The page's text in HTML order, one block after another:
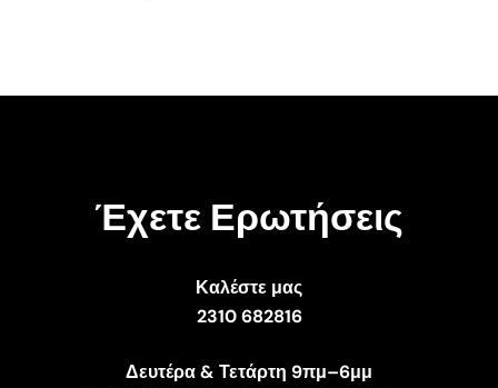
Έχετε Ερωτήσεις
Καλέστε μας
2310 682816
Δευτέρα & Τετάρτη 9πμ–6μμ